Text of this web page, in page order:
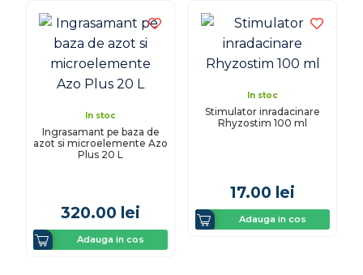
In stoc
Ingrasamant pe baza de
azot si microelemente Azo
Plus 20 L
320.00 lei
Adauga in cos
In stoc
Stimulator inradacinare
Rhyzostim 100 ml
17.00 lei
Adauga in cos